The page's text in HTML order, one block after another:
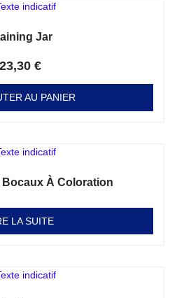
Jar
23,30 €
AU PANIER
À Coloration
LA SUITE